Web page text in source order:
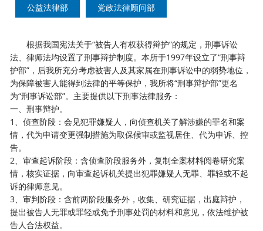
公益法律部 党政法律顾问部
根据我国宪法关于“被告人有权获得辩护”的规定，刑事诉讼
法、律师法均设置了刑事辩护制度。本所于1997年设立了“刑事辩
护部”，后我所充分考虑被害人及其家属在刑事诉讼中的弱势地位，
为保障被害人能得到法律的平等保护，我所将“刑事辩护部”更名
为“刑事诉讼部”。主要提供以下刑事法律服务：
一、刑事辩护。
1、侦查阶段：会见犯罪嫌疑人，向侦查机关了解涉嫌的罪名和案
情，代为申请变更强制措施为取保候审或监视居住、代为申诉、控
告。
2、审查起诉阶段：含侦查阶段服务外，复制全案材料阅卷研究案
情，核实证据，向审查起诉机关提出犯罪嫌疑人无罪、罪轻或不起
诉的律师意见。
3、审判阶段：含前两阶段服务外，收集、研究证据，出庭辩护，
提出被告人无罪或罪轻或免予刑事处罚的材料和意见，依法维护被
告人合法权益。